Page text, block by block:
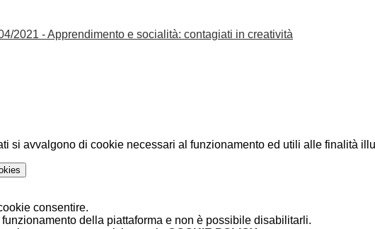
2021 - Apprendimento e socialità: contagiati in creatività
si avvalgono di cookie necessari al funzionamento ed utili alle finalità
consentire.
della piattaforma e non è possibile disabilitarli.